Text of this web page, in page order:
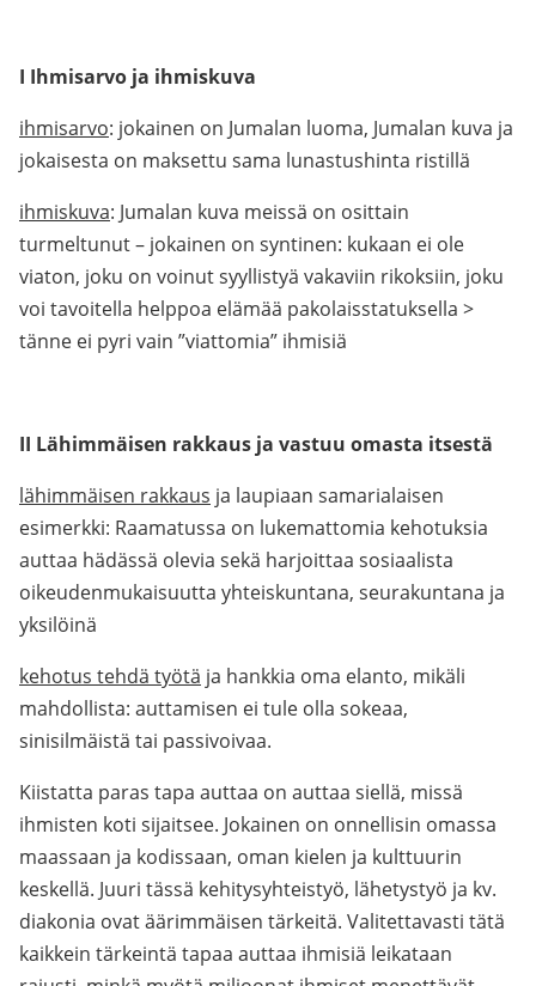
I Ihmisarvo ja ihmiskuva
ihmisarvo: jokainen on Jumalan luoma, Jumalan kuva ja
jokaisesta on maksettu sama lunastushinta ristillä
ihmiskuva: Jumalan kuva meissä on osittain
turmeltunut – jokainen on syntinen: kukaan ei ole
viaton, joku on voinut syyllistyä vakaviin rikoksiin, joku
voi tavoitella helppoa elämää pakolaisstatuksella >
tänne ei pyri vain ”viattomia” ihmisiä
II Lähimmäisen rakkaus ja vastuu omasta itsestä
lähimmäisen rakkaus ja laupiaan samarialaisen
esimerkki: Raamatussa on lukemattomia kehotuksia
auttaa hädässä olevia sekä harjoittaa sosiaalista
oikeudenmukaisuutta yhteiskuntana, seurakuntana ja
yksilöinä
kehotus tehdä työtä ja hankkia oma elanto, mikäli
mahdollista: auttamisen ei tule olla sokeaa,
sinisilmäistä tai passivoivaa.
Kiistatta paras tapa auttaa on auttaa siellä, missä
ihmisten koti sijaitsee. Jokainen on onnellisin omassa
maassaan ja kodissaan, oman kielen ja kulttuurin
keskellä. Juuri tässä kehitysyhteistyö, lähetystyö ja kv.
diakonia ovat äärimmäisen tärkeitä. Valitettavasti tätä
kaikkein tärkeintä tapaa auttaa ihmisiä leikataan